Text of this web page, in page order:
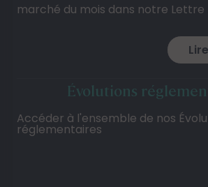
marché du mois dans notre Lettre
Évolutions
Accéder à l'ensemble de nos
réglementaires